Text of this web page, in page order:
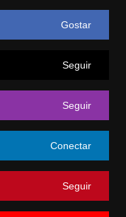
Gostar
Seguir
Seguir
Conectar
Seguir